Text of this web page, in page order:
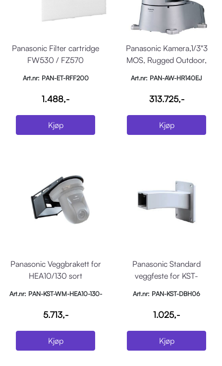
Panasonic Filter cartridge
FW530 / FZ570
Art.nr: PAN-ET-RFF200
1.488,-
Kjøp
Panasonic Kamera,1/3"3
MOS, Rugged Outdoor,
Art.nr: PAN-AW-HR140EJ
313.725,-
Kjøp
Panasonic Veggbrakett for
HEA10/130 sort
Art.nr: PAN-KST-WM-HEA10-130-
5.713,-
Kjøp
Panasonic Standard
veggfeste for KST-
Art.nr: PAN-KST-DBH06
1.025,-
Kjøp